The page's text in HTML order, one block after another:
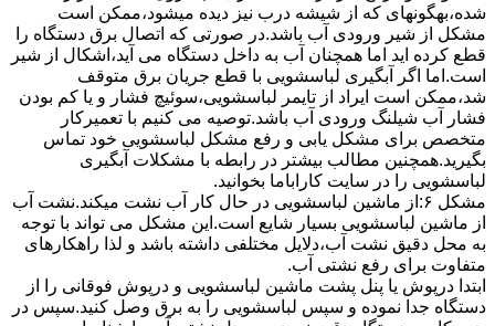
ﺷﺪه،بهگونهای ﮐﻪ از ﺷﯿﺸﻪ درب ﻧﯿﺰ دﯾﺪه میشود،ممکن است
مشکل از شیر ورودی آب باشد.در صورتی که اتصال برق دستگاه را
قطع کرده اید اما همچنان آب به داخل دستگاه می آید،اشکال از شیر
است.اما اگر آبگیری لباسشویی با قطع جریان برق متوقف
شد،ممکن است ایراد از تایمر لباسشویی،سوئیچ فشار و یا کم بودن
فشار آب شیلنگ ورودی آب باشد.توصیه می کنیم با تعمیرکار
متخصص برای مشکل یابی و رفع مشکل لباسشویی خود تماس
بگیرید.همچنین مطالب بیشتر در رابطه با مشکلات آبگیری
لباسشویی را در سایت کاراباما بخوانید.
مشکل ۶:از ﻣﺎﺷﯿﻦ لباسشویی در ﺣﺎل ﮐﺎر آب ﻧﺸﺖ میکند.نشت آب
از ماشین لباسشویی بسیار شایع است.این مشکل می تواند با توجه
به محل دقیق نشت آب،دلایل مختلفی داشته باشد و لذا راهکارهای
متفاوت برای رفع نشتی آب.
ابتدا درپوش یا پنل ﭘﺸﺖ ﻣﺎﺷﯿﻦ لباسشویی و درپوش ﻓﻮﻗﺎﻧﯽ را از
دستگاه ﺟﺪا ﻧﻤﻮده و ﺳﭙﺲ لباسشویی را ﺑﻪ ﺑﺮق وصل ﮐﻨﯿﺪ.سپس در